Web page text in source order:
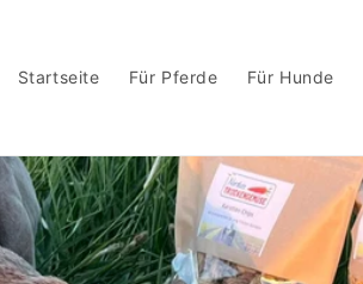
Startseite Für Pferde Für Hunde